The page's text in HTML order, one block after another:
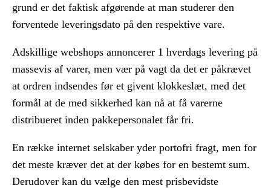
grund er det faktisk afgørende at man studerer den
forventede leveringsdato på den respektive vare.
Adskillige webshops annoncerer 1 hverdags levering på
massevis af varer, men vær på vagt da det er påkrævet
at ordren indsendes før et givent klokkeslæt, med det
formål at de med sikkerhed kan nå at få varerne
distribueret inden pakkepersonalet får fri.
En række internet selskaber yder portofri fragt, men for
det meste kræver det at der købes for en bestemt sum.
Derudover kan du vælge den mest prisbevidste